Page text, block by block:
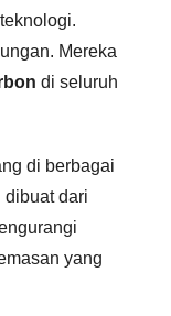
Mereka
di seluruh
di berbagai
dibuat dari
yang